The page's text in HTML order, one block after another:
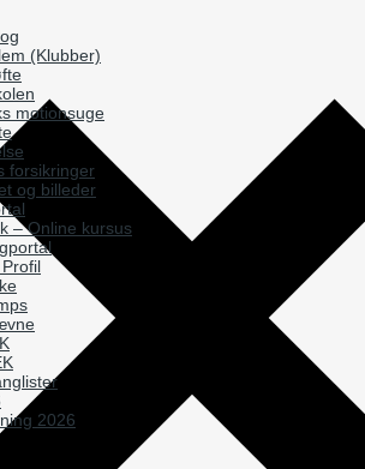
(Klubber)
motionsuge
forsikringer
og billeder
– Online kursus
2026